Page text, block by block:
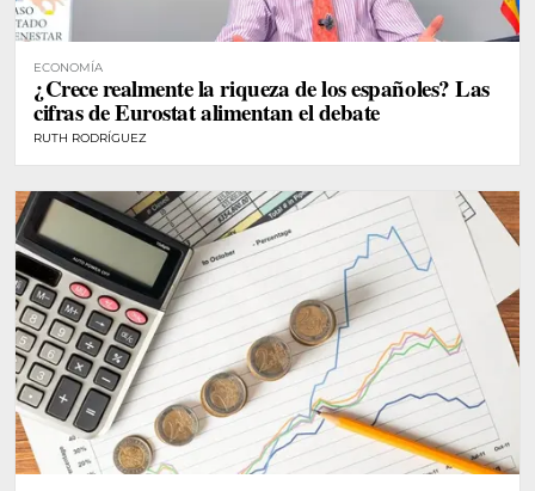
ECONOMÍA
¿Crece realmente la riqueza de los españoles? Las
cifras de Eurostat alimentan el debate
RUTH RODRÍGUEZ